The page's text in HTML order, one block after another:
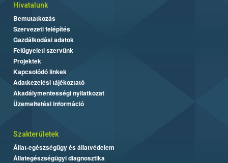
Hivatalunk
Bemutatkozás
Szervezeti felépítés
Gazdálkodási adatok
Felügyeleti szervünk
Projektek
Kapcsolódó linkek
Adatkezelési tájékoztató
Akadálymentességi nyilatkozat
Üzemeltetési információ
Szakterületek
Állat-egészségügy és állatvédelem
Állategészségügyi diagnosztika